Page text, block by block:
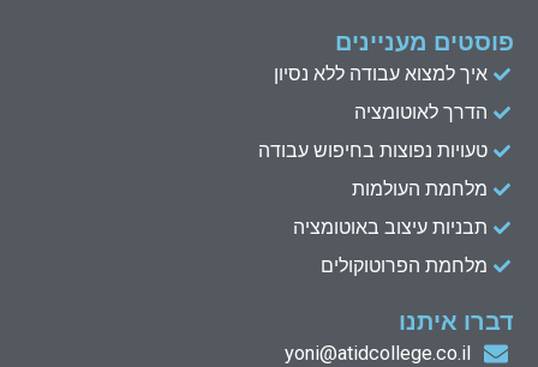
פוסטים מעניינים
איך למצוא עבודה ללא נסיון
הדרך לאוטומציה
טעויות נפוצות בחיפוש עבודה
מלחמת העולמות
תבניות עיצוב באוטומציה
מלחמת הפרוטוקולים
דברו איתנו
yoni@atidcollege.co.il